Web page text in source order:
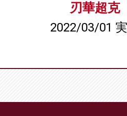
刃華超克
2022/03/01